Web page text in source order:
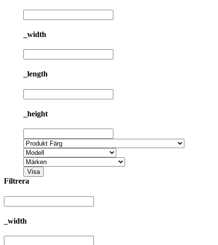
_width
_length
_height
Visa
Filtrera
_width